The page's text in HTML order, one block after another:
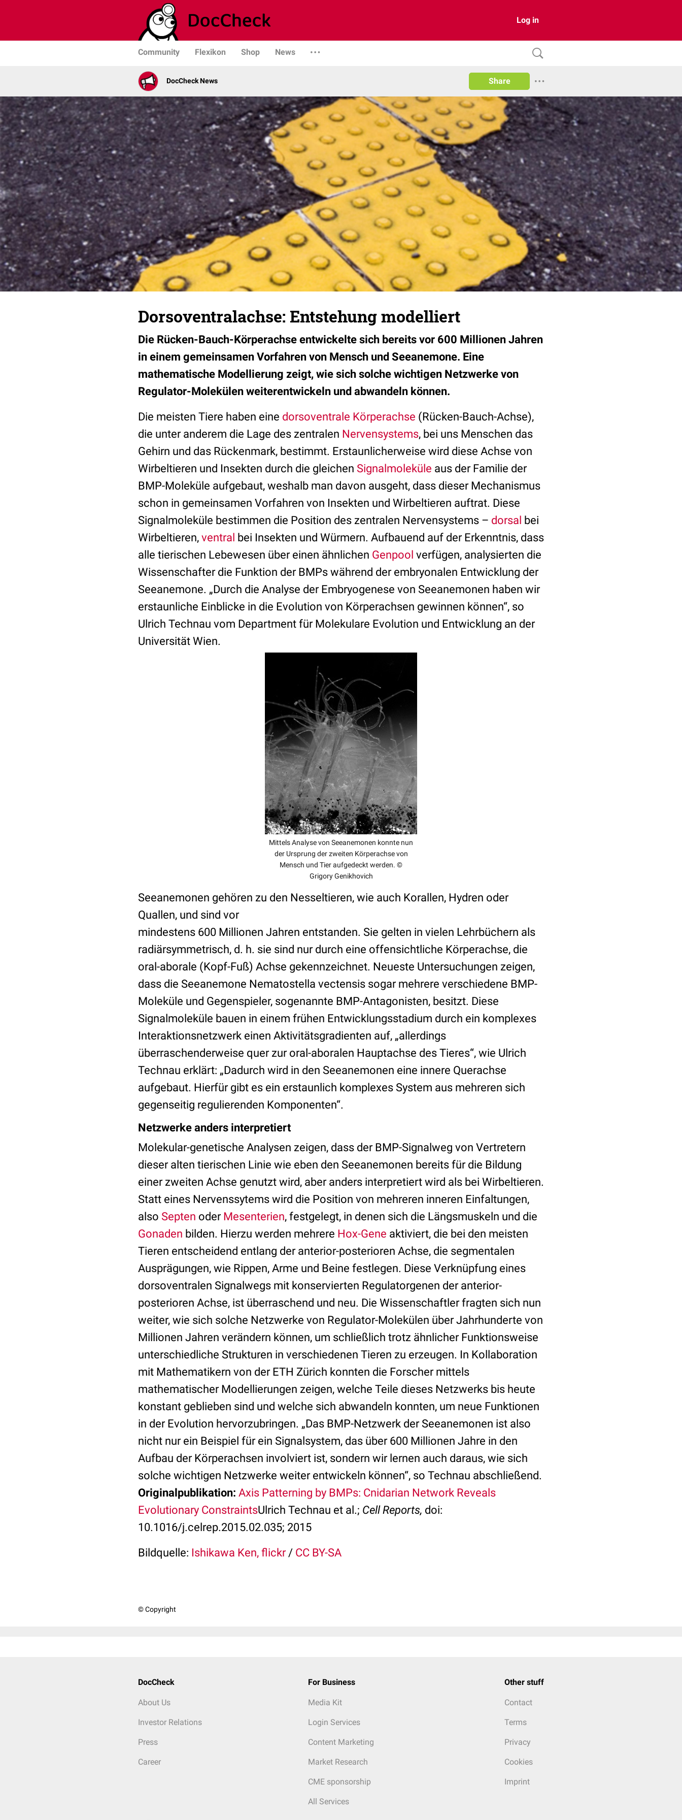
Log in
Community Flexikon Shop News
DocCheck News Share
Dorsoventralachse: Entstehung modelliert
Die Rücken-Bauch-Körperachse entwickelte sich bereits vor 600 Millionen Jahren
in einem gemeinsamen Vorfahren von Mensch und Seeanemone. Eine
mathematische Modellierung zeigt, wie sich solche wichtigen Netzwerke von
Regulator-Molekülen weiterentwickeln und abwandeln können.
Die meisten Tiere haben eine dorsoventrale Körperachse (Rücken-Bauch-Achse),
die unter anderem die Lage des zentralen Nervensystems, bei uns Menschen das
Gehirn und das Rückenmark, bestimmt. Erstaunlicherweise wird diese Achse von
Wirbeltieren und Insekten durch die gleichen Signalmoleküle aus der Familie der
BMP-Moleküle aufgebaut, weshalb man davon ausgeht, dass dieser Mechanismus
schon in gemeinsamen Vorfahren von Insekten und Wirbeltieren auftrat. Diese
Signalmoleküle bestimmen die Position des zentralen Nervensystems – dorsal bei
Wirbeltieren, ventral bei Insekten und Würmern. Aufbauend auf der Erkenntnis, dass
alle tierischen Lebewesen über einen ähnlichen Genpool verfügen, analysierten die
Wissenschafter die Funktion der BMPs während der embryonalen Entwicklung der
Seeanemone. „Durch die Analyse der Embryogenese von Seeanemonen haben wir
erstaunliche Einblicke in die Evolution von Körperachsen gewinnen können“, so
Ulrich Technau vom Department für Molekulare Evolution und Entwicklung an der
Universität Wien.
Mittels Analyse von Seeanemonen konnte nun
der Ursprung der zweiten Körperachse von
Mensch und Tier aufgedeckt werden. ©
Grigory Genikhovich
Seeanemonen gehören zu den Nesseltieren, wie auch Korallen, Hydren oder
Quallen, und sind vor
mindestens 600 Millionen Jahren entstanden. Sie gelten in vielen Lehrbüchern als
radiärsymmetrisch, d. h. sie sind nur durch eine offensichtliche Körperachse, die
oral-aborale (Kopf-Fuß) Achse gekennzeichnet. Neueste Untersuchungen zeigen,
dass die Seeanemone Nematostella vectensis sogar mehrere verschiedene BMP-
Moleküle und Gegenspieler, sogenannte BMP-Antagonisten, besitzt. Diese
Signalmoleküle bauen in einem frühen Entwicklungsstadium durch ein komplexes
Interaktionsnetzwerk einen Aktivitätsgradienten auf, „allerdings
überraschenderweise quer zur oral-aboralen Hauptachse des Tieres“, wie Ulrich
Technau erklärt: „Dadurch wird in den Seeanemonen eine innere Querachse
aufgebaut. Hierfür gibt es ein erstaunlich komplexes System aus mehreren sich
gegenseitig regulierenden Komponenten“.
Netzwerke anders interpretiert
Molekular-genetische Analysen zeigen, dass der BMP-Signalweg von Vertretern
dieser alten tierischen Linie wie eben den Seeanemonen bereits für die Bildung
einer zweiten Achse genutzt wird, aber anders interpretiert wird als bei Wirbeltieren.
Statt eines Nervenssytems wird die Position von mehreren inneren Einfaltungen,
also Septen oder Mesenterien, festgelegt, in denen sich die Längsmuskeln und die
Gonaden bilden. Hierzu werden mehrere Hox-Gene aktiviert, die bei den meisten
Tieren entscheidend entlang der anterior-posterioren Achse, die segmentalen
Ausprägungen, wie Rippen, Arme und Beine festlegen. Diese Verknüpfung eines
dorsoventralen Signalwegs mit konservierten Regulatorgenen der anterior-
posterioren Achse, ist überraschend und neu. Die Wissenschaftler fragten sich nun
weiter, wie sich solche Netzwerke von Regulator-Molekülen über Jahrhunderte von
Millionen Jahren verändern können, um schließlich trotz ähnlicher Funktionsweise
unterschiedliche Strukturen in verschiedenen Tieren zu erzeugen. In Kollaboration
mit Mathematikern von der ETH Zürich konnten die Forscher mittels
mathematischer Modellierungen zeigen, welche Teile dieses Netzwerks bis heute
konstant geblieben sind und welche sich abwandeln konnten, um neue Funktionen
in der Evolution hervorzubringen. „Das BMP-Netzwerk der Seeanemonen ist also
nicht nur ein Beispiel für ein Signalsystem, das über 600 Millionen Jahre in den
Aufbau der Körperachsen involviert ist, sondern wir lernen auch daraus, wie sich
solche wichtigen Netzwerke weiter entwickeln können“, so Technau abschließend.
Originalpublikation: Axis Patterning by BMPs: Cnidarian Network Reveals
Evolutionary ConstraintsUlrich Technau et al.; Cell Reports, doi:
10.1016/j.celrep.2015.02.035; 2015
Bildquelle: Ishikawa Ken, flickr/ CC BY-SA
© Copyright
DocCheck
About Us
Investor Relations
Press
Career
For Business
Media Kit
Login Services
Content Marketing
Market Research
CME sponsorship
All Services
Other stuff
Contact
Terms
Privacy
Cookies
Imprint